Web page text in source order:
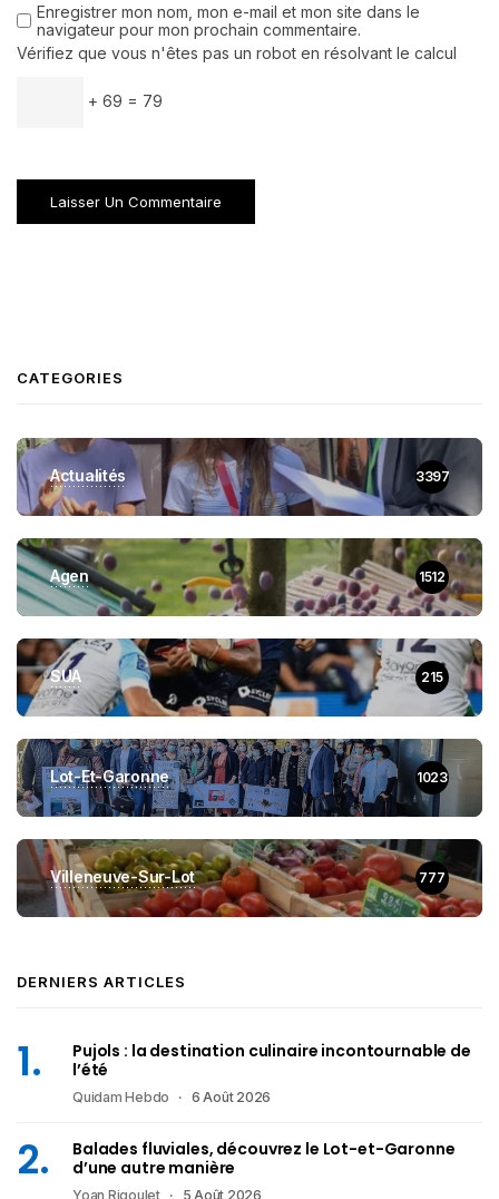
Enregistrer mon nom, mon e-mail et mon site dans le
navigateur pour mon prochain commentaire.
Vérifiez que vous n'êtes pas un robot en résolvant le calcul
+ 69 = 79
CATEGORIES
Actualités 3397
Agen 1512
SUA 215
Lot-Et-Garonne 1023
Villeneuve-Sur-Lot 777
DERNIERS ARTICLES
Pujols : la destination culinaire incontournable de
l’été
Quidam Hebdo 6 Août 2026
Balades fluviales, découvrez le Lot-et-Garonne
d’une autre manière
Yoan Rigoulet 5 Août 2026